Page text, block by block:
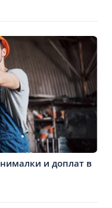
и доплат в